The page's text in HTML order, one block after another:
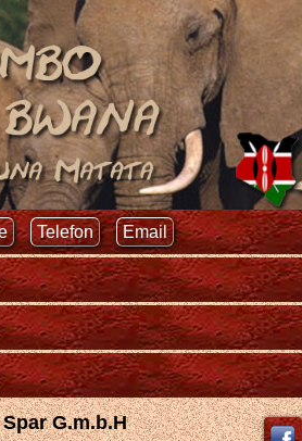
Telefon Email
G.m.b.H